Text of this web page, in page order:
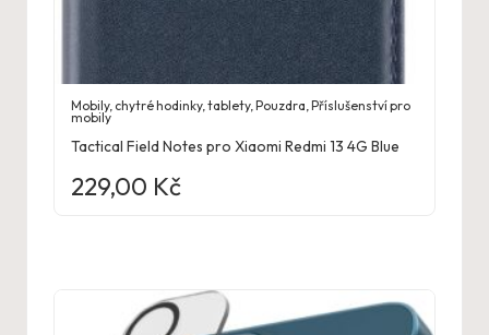
Mobily, chytré hodinky, tablety,Pouzdra,Příslušenství pro
mobily
Tactical Field Notes pro Xiaomi Redmi 13 4G Blue
229,00 Kč